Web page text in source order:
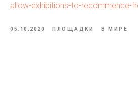
allow-exhibitions-to-recommence-
05.10.2020 ПЛОЩАДКИ В МИРЕ